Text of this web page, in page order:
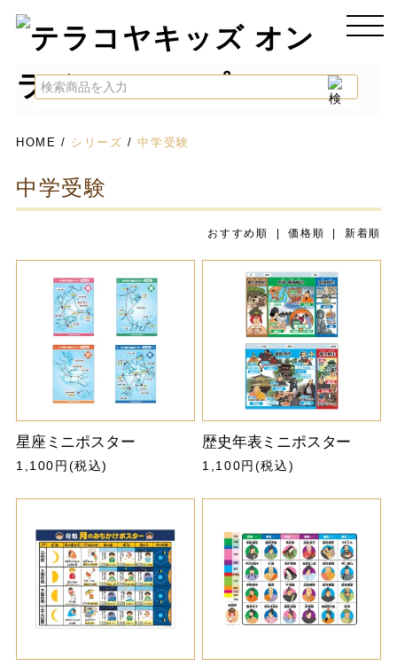
HOME / シリーズ /中学受験
中学受験
おすすめ順 | 価格順 |新着順
星座ミニポスター
1,100円(税込)
歴史年表ミニポスター
1,100円(税込)